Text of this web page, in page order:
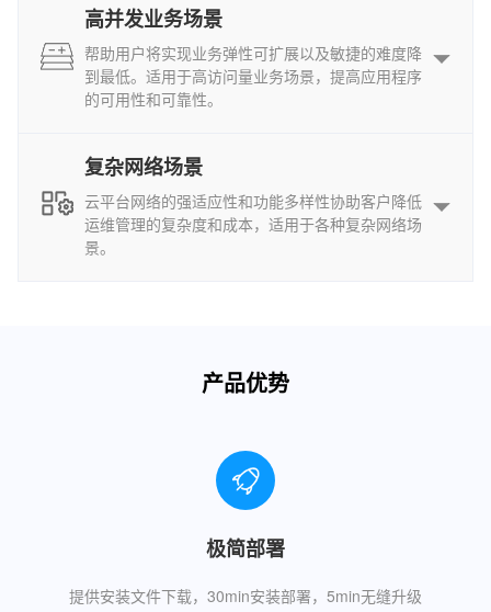
高并发业务场景
帮助用户将实现业务弹性可扩展以及敏捷的难度降
到最低。适用于高访问量业务场景，提高应用程序
的可用性和可靠性。
复杂网络场景
云平台网络的强适应性和功能多样性协助客户降低
运维管理的复杂度和成本，适用于各种复杂网络场
景。
产品优势
极简部署
提供安装文件下载，30min安装部署，5min无缝升级